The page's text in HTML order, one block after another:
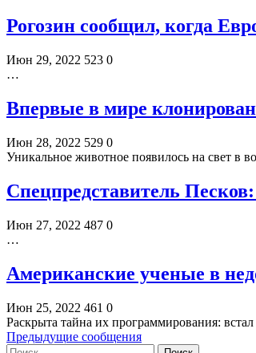
Рогозин сообщил, когда
Июн 29, 2022 523 0
…
Впервые в мире
Июн 28, 2022 529 0
Уникальное животное появилось на свет в
Спецпредставитель
Июн 27, 2022 487 0
…
Американские ученые в
Июн 25, 2022 461 0
Раскрыта тайна их программирования:
Предыдущие сообщения